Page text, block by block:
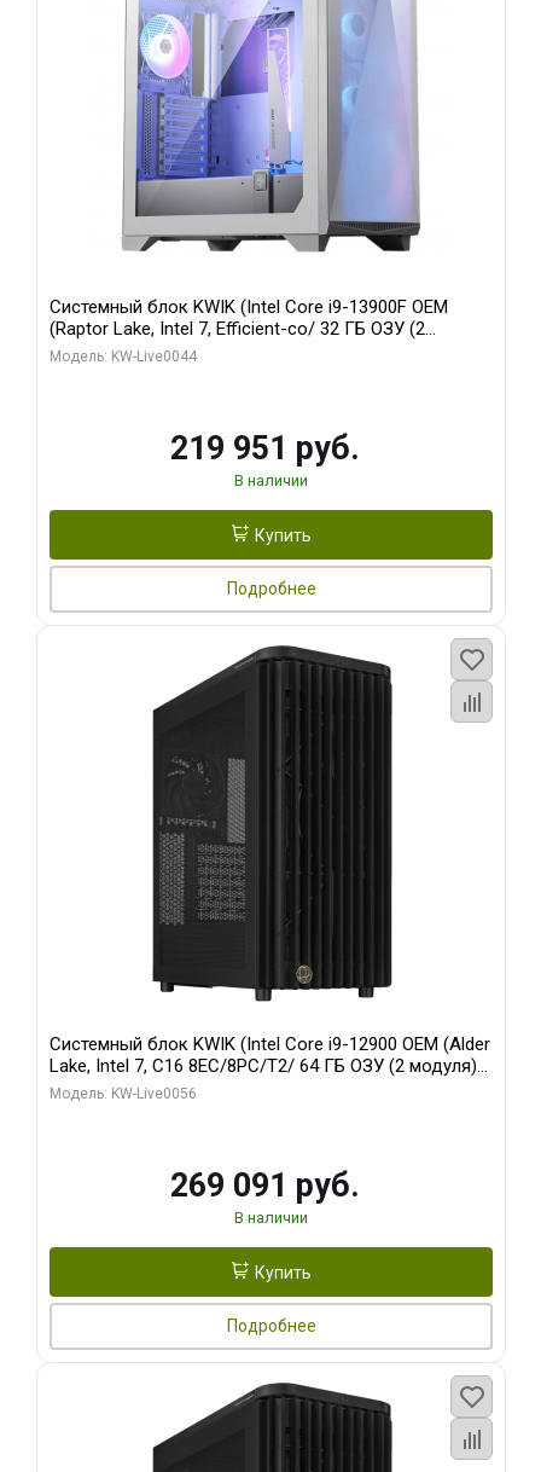
Системный блок KWIK (Intel Core i9-13900F OEM
(Raptor Lake, Intel 7, Efficient-co/ 32 ГБ ОЗУ (2
модуля)/ Gigabyte RTX5070Ti AERO OC 16GB GDDR7
Модель: KW-Live0044
219 951 руб.
В наличии
Купить
Подробнее
Системный блок KWIK (Intel Core i9-12900 OEM (Alder
Lake, Intel 7, C16 8EC/8PC/T2/ 64 ГБ ОЗУ (2 модуля)/
Palit RTX5080 INFINITY 3 OC 16GB GDDR7 256bit 3xDP
Модель: KW-Live0056
269 091 руб.
В наличии
Купить
Подробнее